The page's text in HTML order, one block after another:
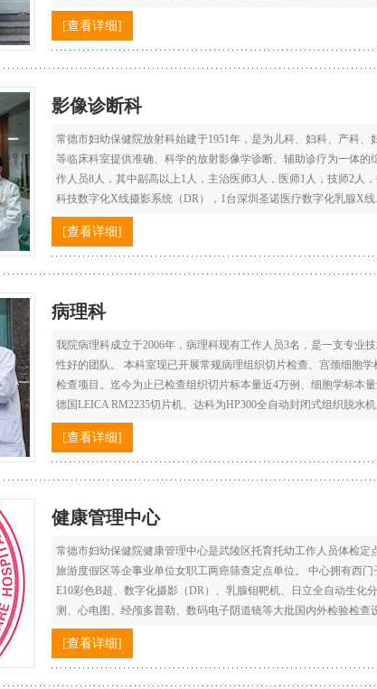
[查看详细]
影像诊断科
常德市妇幼保健院放射科始建于1951年，是为儿科、妇科、产科、
等临床科室提供准确、科学的放射影像学诊断、辅助诊疗为一体的
作人员8人，其中副高以上1人，主治医师3人，医师1人，技师2人
科技数字化X线摄影系统（DR），1台深圳圣诺医疗数字化乳腺X线
[查看详细]
病理科
我院病理科成立于2006年，病理科现有工作人员3名，是一支专业
性好的团队。 本科室现已开展常规病理组织切片检查、宫颈细胞
检查项目。迄今为止已检查组织切片标本量近4万例、细胞学标本
德国LEICA RM2235切片机、达科为HP300全自动封闭式组织脱水
[查看详细]
健康管理中心
常德市妇幼保健院健康管理中心是武陵区托育托幼工作人员体检定
旅游度假区等企事业单位女职工两癌筛查定点单位。 中心拥有西门
E10彩色B超、数字化摄影（DR）、乳腺钼靶机、日立全自动生化
测、心电图、经颅多普勒、数码电子阴道镜等大批国内外检验检查
[查看详细]